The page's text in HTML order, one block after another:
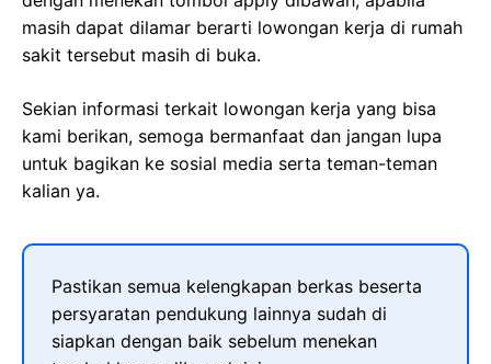
masih dapat dilamar berarti lowongan kerja di rumah
sakit tersebut masih di buka.
Sekian informasi terkait lowongan kerja yang bisa
kami berikan, semoga bermanfaat dan jangan lupa
untuk bagikan ke sosial media serta teman-teman
kalian ya.
Pastikan semua kelengkapan berkas beserta
persyaratan pendukung lainnya sudah di
siapkan dengan baik sebelum menekan